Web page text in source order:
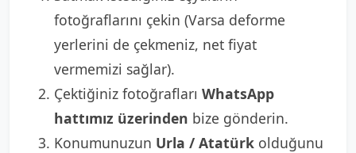
fotoğraflarını çekin (Varsa deforme
yerlerini de çekmeniz, net fiyat
vermemizi sağlar).
Çektiğiniz fotoğrafları WhatsApp
hattımız üzerinden bize gönderin.
Konumunuzun Urla / Atatürk olduğunu